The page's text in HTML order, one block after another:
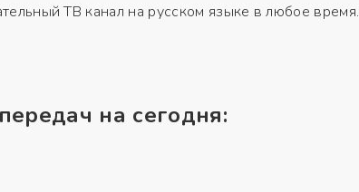
ТВ канал на русском языке в любое время.
на сегодня: